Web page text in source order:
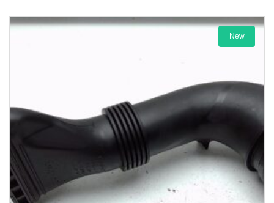
New
1-3 Werktage